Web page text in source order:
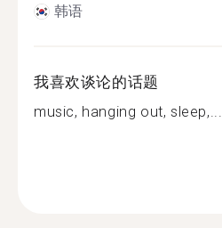
韩语
我喜欢谈论的话题
music, hanging out, sleep,...